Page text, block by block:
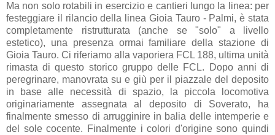
Ma non solo rotabili in esercizio e cantieri lungo la linea: per
festeggiare il rilancio della linea Gioia Tauro - Palmi, è stata
completamente ristrutturata (anche se "solo" a livello
estetico), una presenza ormai familiare della stazione di
Gioia Tauro. Ci riferiamo alla vaporiera FCL 188, ultima unità
rimasta di questo storico gruppo delle FCL. Dopo anni di
peregrinare, manovrata su e giù per il piazzale del deposito
in base alle necessità di spazio, la piccola locomotiva
originariamente assegnata al deposito di Soverato, ha
finalmente smesso di arrugginire in balia delle intemperie e
del sole cocente. Finalmente i colori d'origine sono quindi